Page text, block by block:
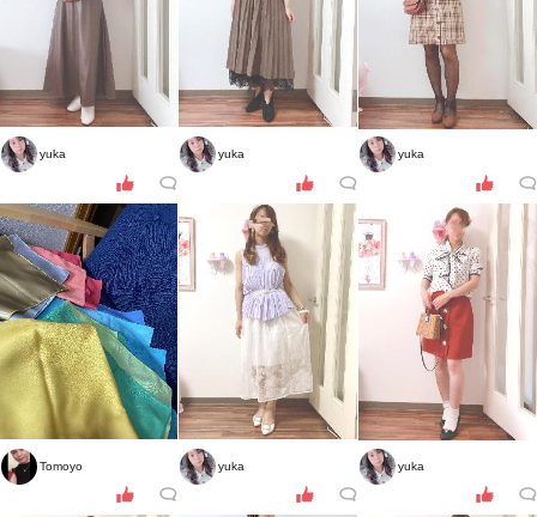
yuka yuka yuka
Tomoyo yuka yuka